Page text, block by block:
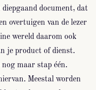
document, dat
overtuigen van de lezer
wereld daarom ook
je product of dienst.
maar stap één.
Meestal worden